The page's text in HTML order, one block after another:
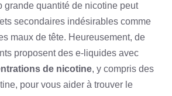
grande quantité de nicotine peut
secondaires indésirables comme
maux de tête. Heureusement, de
proposent des e-liquides avec
de nicotine, y compris des
pour vous aider à trouver le